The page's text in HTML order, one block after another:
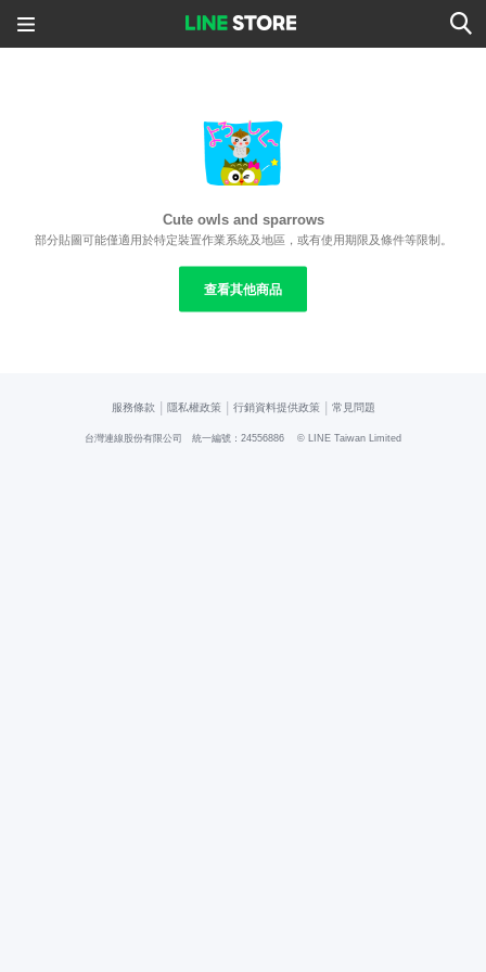
Cute owls and sparrows
部分貼圖可能僅適用於特定裝置作業系統及地區，或有使用期限及條件等限制。
查看其他商品
服務條款 隱私權政策 行銷資料提供政策 常見問題
台灣連線股份有限公司 統一編號：24556886 © LINE Taiwan Limited